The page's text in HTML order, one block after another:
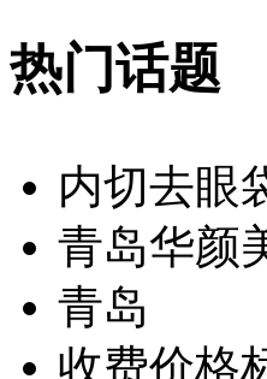
热门话题
内切去眼
青岛华颜
青岛
收费价格